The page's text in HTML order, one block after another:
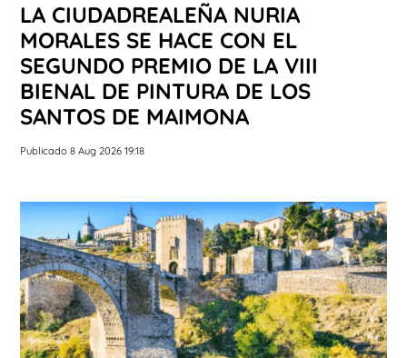
LA CIUDADREALEÑA NURIA
MORALES SE HACE CON EL
SEGUNDO PREMIO DE LA VIII
BIENAL DE PINTURA DE LOS
SANTOS DE MAIMONA
Publicado 8 Aug 2026 19:18